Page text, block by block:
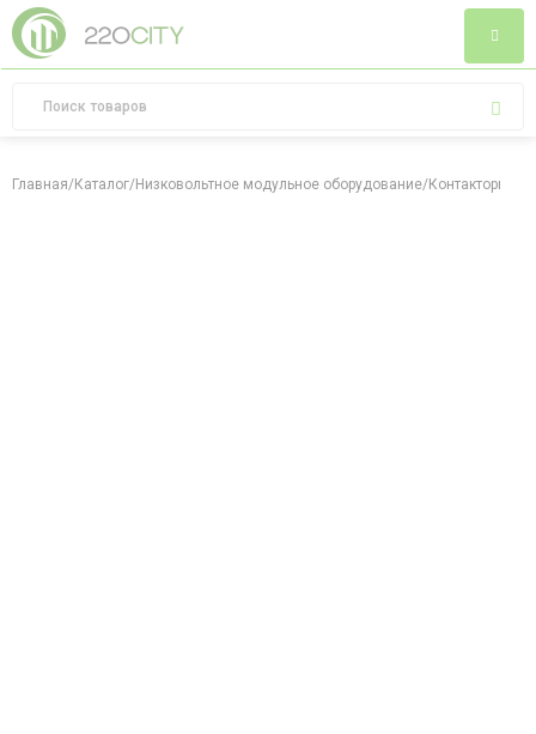
Главная/Каталог/Низковольтное модульное оборудование/Контакторы